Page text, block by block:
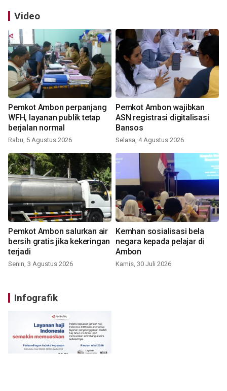
Video
Pemkot Ambon perpanjang
WFH, layanan publik tetap
berjalan normal
Rabu, 5 Agustus 2026
Pemkot Ambon wajibkan
ASN registrasi digitalisasi
Bansos
Selasa, 4 Agustus 2026
Pemkot Ambon salurkan air
bersih gratis jika kekeringan
terjadi
Senin, 3 Agustus 2026
Kemhan sosialisasi bela
negara kepada pelajar di
Ambon
Kamis, 30 Juli 2026
Infografik